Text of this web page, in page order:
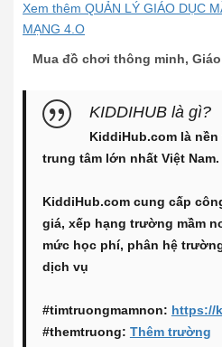
Xem thêm QUẢN LÝ GIÁO DỤC
MẠNG 4.O
Mua đồ chơi thông minh,
KIDDIHUB là gì?
KiddiHub.com là
trung tâm lớn nhất Việt Nam.
KiddiHub.com cung cấp
giá, xếp hạng trường mầm
mức học phí, phân hệ
dịch vụ
#timtruongmamnon: https://
#themtruong: Thêm trường